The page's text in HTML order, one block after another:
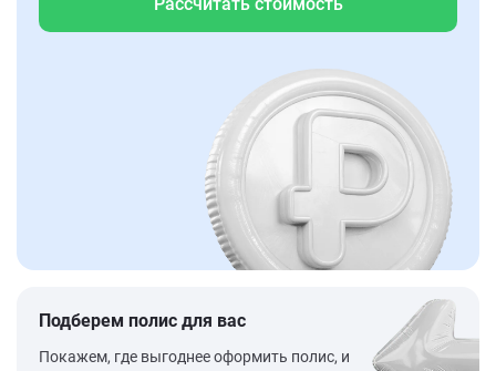
Подберем полис для вас
Покажем, где выгоднее оформить полис, и